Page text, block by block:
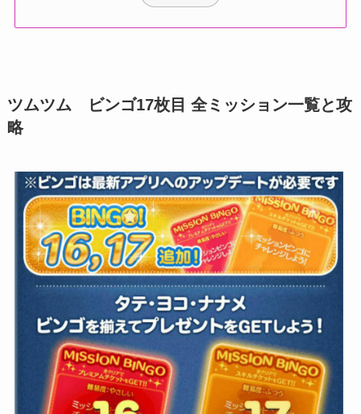
ツムツム ビンゴ17枚目 全ミッション一覧と攻
略